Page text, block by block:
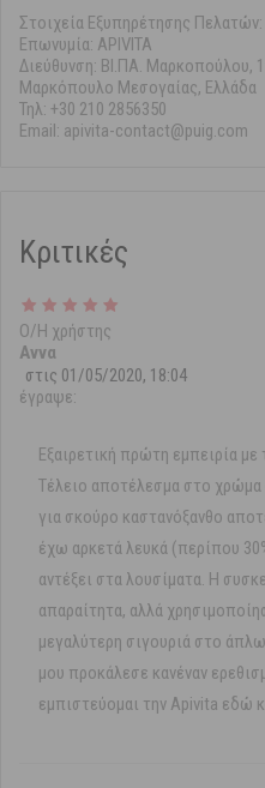
Στοιχεία Εξυπηρέτησης Πελατών:
Επωνυμία: APIVITA
Διεύθυνση: ΒΙ.ΠΑ. Μαρκοπούλου,
Μαρκόπουλο Μεσογαίας, Ελλάδα
Τηλ: +30 210 2856350
Email: apivita-contact@puig.com
Κριτικές
Ο/Η χρήστης
Αννα
στις 01/05/2020, 18:04
έγραψε:
Εξαιρετική πρώτη εμπειρία
Τέλειο αποτέλεσμα στο χρώμα
για σκούρο καστανόξανθο
έχω αρκετά λευκά (περίπου
αντέξει στα λουσίματα. Η
απαραίτητα, αλλά
μεγαλύτερη σιγουριά στο
μου προκάλεσε κανέναν
εμπιστεύομαι την Apivita εδώ